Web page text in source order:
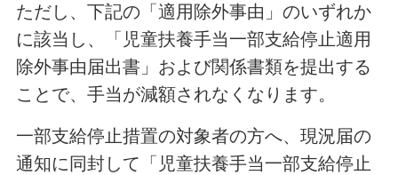
ただし、下記の「適用除外事由」のいずれか
に該当し、「児童扶養手当一部支給停止適用
除外事由届出書」および関係書類を提出する
ことで、手当が減額されなくなります。
一部支給停止措置の対象者の方へ、現況届の
通知に同封して「児童扶養手当一部支給停止